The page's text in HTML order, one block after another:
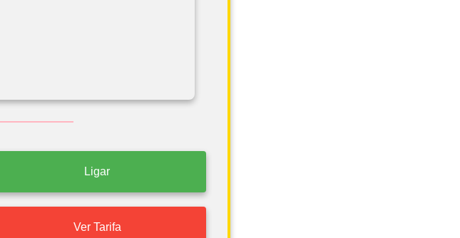
Ligar
Ver Tarifa